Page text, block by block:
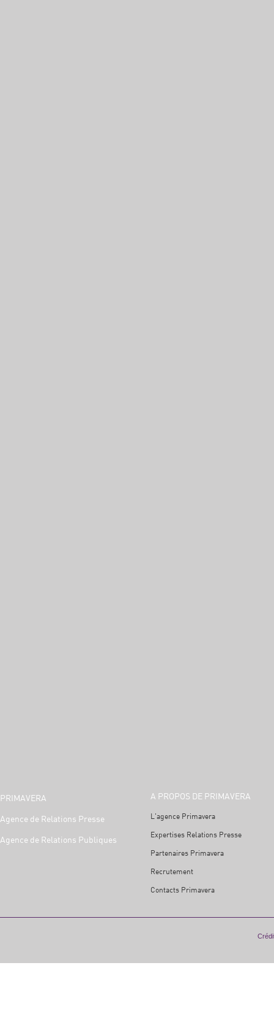
PRIMAVERA
Agence de Relations Presse
Agence de Relations Publiques
A PROPOS DE PRIMAVERA
L'agence Primavera
Expertises Relations Presse
Partenaires Primavera
Recrutement
Contacts Primavera